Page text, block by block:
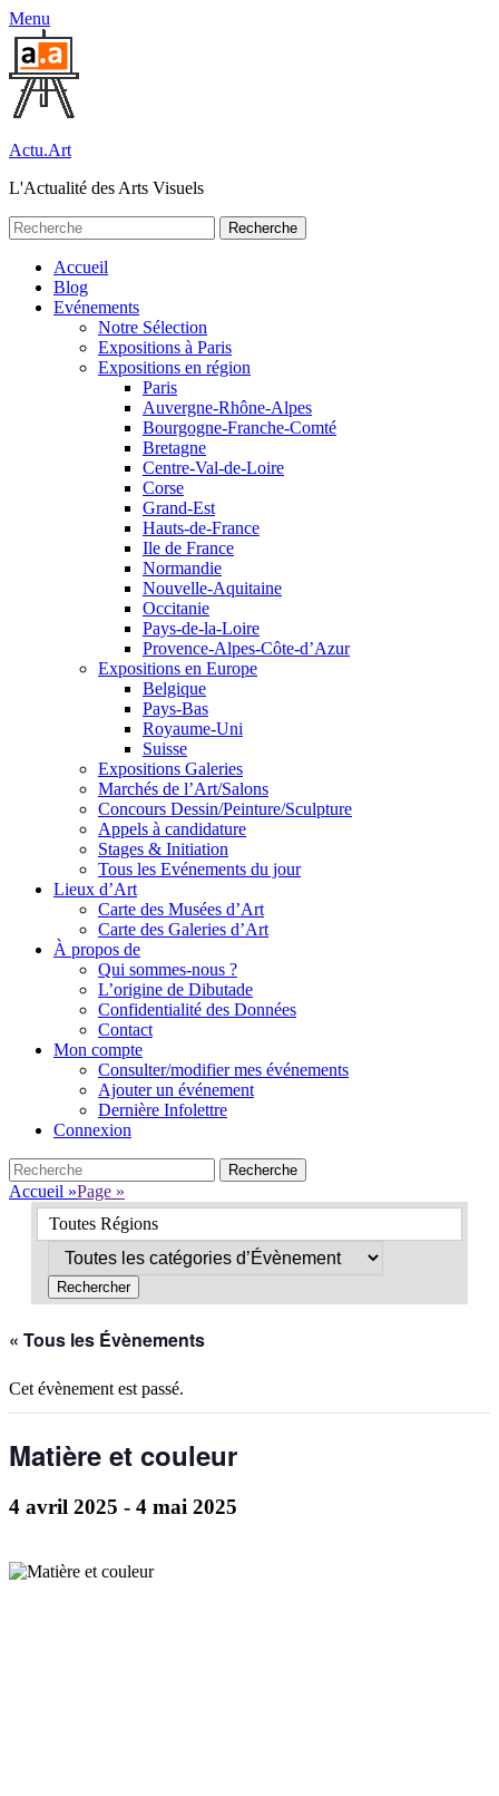
Menu
Actu.Art
L'Actualité des Arts Visuels
Recherche
pour:
Premier
menu
Aller
contenu
Accueil
Blog
Evénements
Notre Sélection
Expositions à Paris
Expositions en région
Paris
Auvergne-Rhône-Alpes
Bourgogne-Franche-Comté
Bretagne
Centre-Val-de-Loire
Corse
Grand-Est
Hauts-de-France
Ile de France
Normandie
Nouvelle-Aquitaine
Occitanie
Pays-de-la-Loire
Provence-Alpes-Côte-d’Azur
Expositions en Europe
Belgique
Pays-Bas
Royaume-Uni
Suisse
Expositions Galeries
Marchés de l’Art/Salons
Concours Dessin/Peinture/Sculpture
Appels à candidature
Stages & Initiation
Tous les Evénements du jour
Lieux d’Art
Carte des Musées d’Art
Carte des Galeries d’Art
À propos de
Qui sommes-nous ?
L’origine de Dibutade
Confidentialité des Données
Contact
Mon compte
Consulter/modifier mes événements
Ajouter un événement
Dernière Infolettre
Connexion
Search
Recherche
pour:
Accueil »Page »
Toutes Régions
« Tous les Évènements
Cet évènement est passé.
Matière et couleur
4 avril 2025 - 4 mai 2025